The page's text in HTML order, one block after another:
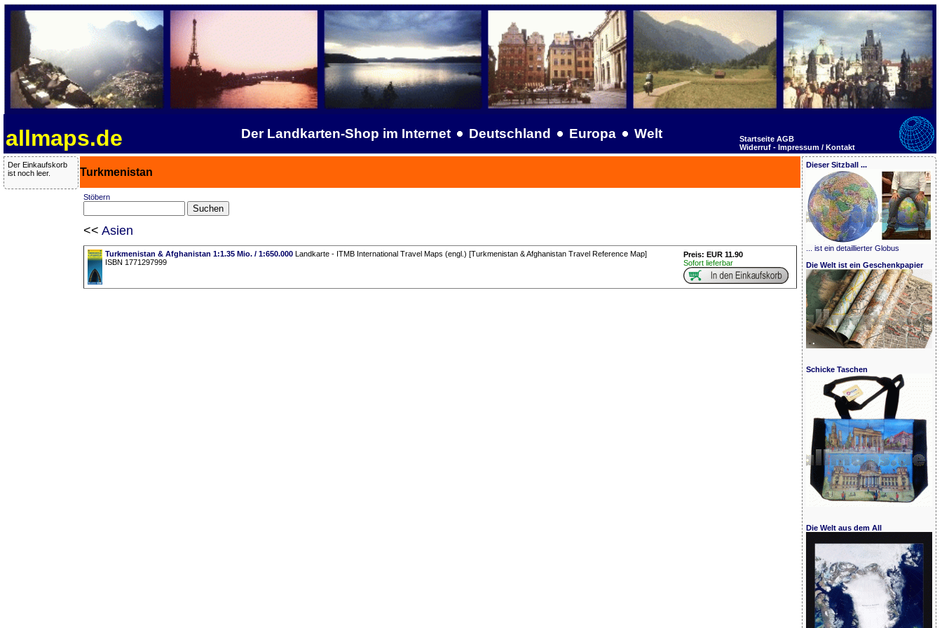
allmaps.de Der Landkarten-Shop im Internet Deutschland Europa Welt Startseite AGB
Widerruf - Impressum / Kontakt
Der Einkaufskorb
ist noch leer.
Turkmenistan
Stöbern
<< Asien
Turkmenistan & Afghanistan 1:1.35 Mio. / 1:650.000Landkarte - ITMB International Travel Maps (engl.) [Turkmenistan & Afghanistan Travel Reference Map]
ISBN 1771297999
Preis: EUR 11.90
Sofort lieferbar
Dieser Sitzball ...
... ist ein detaillierter Globus
Die Welt ist ein Geschenkpapier
Schicke Taschen
Die Welt aus dem All